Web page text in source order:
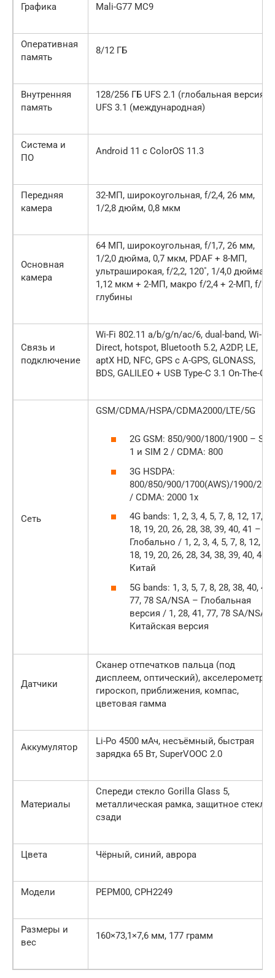
Графика Mali-G77 MC9
Оперативная
память
8/12 ГБ
Внутренняя
память
128/256 ГБ UFS 2.1 (глобальная версия),
UFS 3.1 (международная)
Система и
ПО
Android 11 с ColorOS 11.3
Передняя
камера
32-МП, широкоугольная, f/2,4, 26 мм,
1/2,8 дюйм, 0,8 мкм
Основная
камера
64 МП, широкоугольная, f/1,7, 26 мм,
1/2,0 дюйма, 0,7 мкм, PDAF + 8-МП,
ультраширокая, f/2,2, 120˚, 1/4,0 дюйма,
1,12 мкм + 2-МП, макро f/2,4 + 2-МП, f/2,4,
глубины
Связь и
подключение
Wi-Fi 802.11 a/b/g/n/ac/6, dual-band, Wi-Fi
Direct, hotspot, Bluetooth 5.2, A2DP, LE,
aptX HD, NFC, GPS с A-GPS, GLONASS,
BDS, GALILEO + USB Type-C 3.1 On-The-Go
Сеть
GSM/CDMA/HSPA/CDMA2000/LTE/5G
2G GSM: 850/900/1800/1900 – SIM
1 и SIM 2 / CDMA: 800
3G HSDPA:
800/850/900/1700(AWS)/1900/
/ CDMA: 2000 1x
4G bands: 1, 2, 3, 4, 5, 7, 8, 12, 17,
18, 19, 20, 26, 28, 38, 39, 40, 41 –
Глобально / 1, 2, 3, 4, 5, 7, 8, 12, 17,
18, 19, 20, 26, 28, 34, 38, 39, 40, 41 –
Китай
5G bands: 1, 3, 5, 7, 8, 28, 38, 40, 41,
77, 78 SA/NSA – Глобальная
версия / 1, 28, 41, 77, 78 SA/NSA –
Китайская версия
Датчики
Сканер отпечатков пальца (под
дисплеем, оптический), акселерометр,
гироскоп, приближения, компас,
цветовая гамма
Аккумулятор
Li-Po 4500 мАч, несъёмный, быстрая
зарядка 65 Вт, SuperVOOC 2.0
Материалы
Спереди стекло Gorilla Glass 5,
металлическая рамка, защитное стекло
сзади
Цвета Чёрный, синий, аврора
Модели PEPM00, CPH2249
Размеры и
вес
160×73,1×7,6 мм, 177 грамм